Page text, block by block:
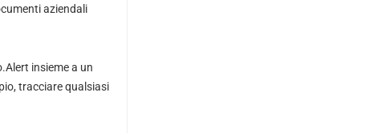
aziendali
insieme a un
tracciare qualsiasi